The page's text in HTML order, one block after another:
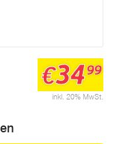
inkl. 20% MwSt.
€3499